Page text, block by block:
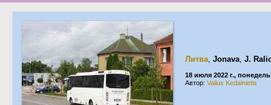
Литва, Jonava, J.
18 июля 2022 г.,
Автор: Valius Kedainietis